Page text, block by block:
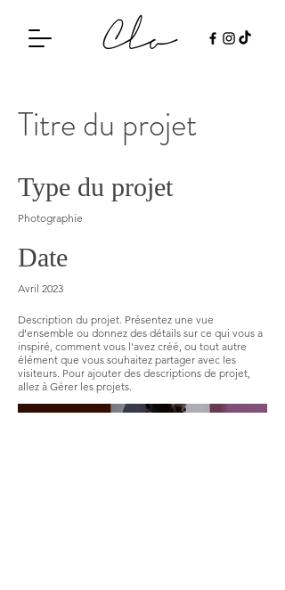
Titre du projet
Type du projet
Photographie
Date
Avril 2023
Description du projet. Présentez une vue
d'ensemble ou donnez des détails sur ce qui vous a
inspiré, comment vous l'avez créé, ou tout autre
élément que vous souhaitez partager avec les
visiteurs. Pour ajouter des descriptions de projet,
allez à Gérer les projets.